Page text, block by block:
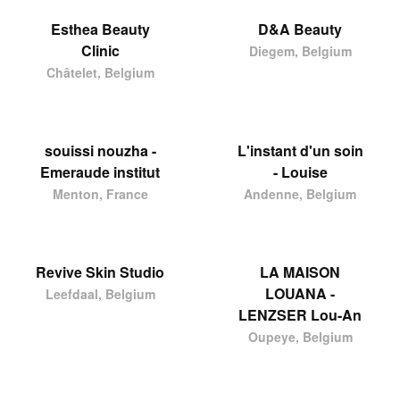
Esthea Beauty
Clinic
Châtelet, Belgium
D&A Beauty
Diegem, Belgium
souissi nouzha -
Emeraude institut
Menton, France
L'instant d'un soin
- Louise
Andenne, Belgium
Revive Skin Studio
Leefdaal, Belgium
LA MAISON
LOUANA -
LENZSER Lou-An
Oupeye, Belgium